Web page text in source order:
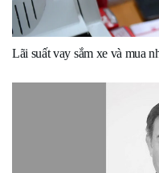
Lãi suất vay sắm xe và mua